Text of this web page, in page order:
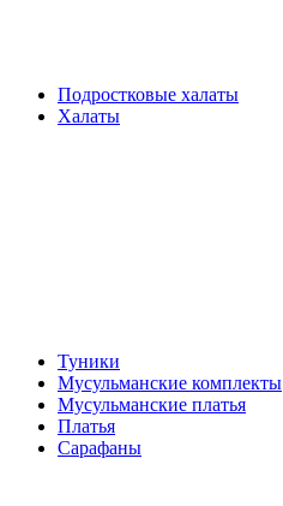
Подростковые халаты
Халаты
Туники
Мусульманские комплекты
Мусульманские платья
Платья
Сарафаны